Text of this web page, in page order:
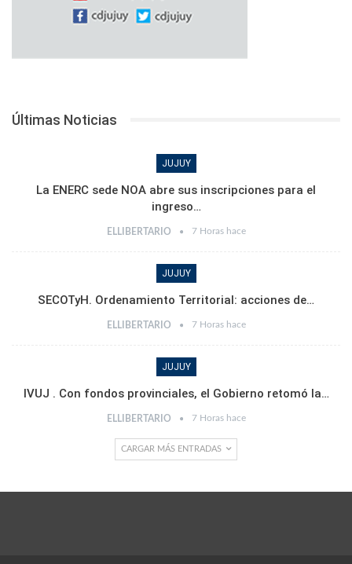
Últimas Noticias
JUJUY
La ENERC sede NOA abre sus inscripciones para el
ingreso…
ELLIBERTARIO 7 Horas hace
JUJUY
SECOTyH. Ordenamiento Territorial: acciones de…
ELLIBERTARIO 7 Horas hace
JUJUY
IVUJ . Con fondos provinciales, el Gobierno retomó la…
ELLIBERTARIO 7 Horas hace
CARGAR MÁS ENTRADAS